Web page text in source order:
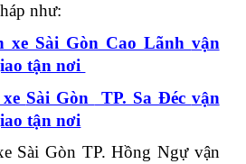
như:
xe Sài Gòn Cao Lãnh vận
tận nơi
Sài Gòn TP. Sa Đéc vận
tận nơi
Sài Gòn TP. Hồng Ngự vận